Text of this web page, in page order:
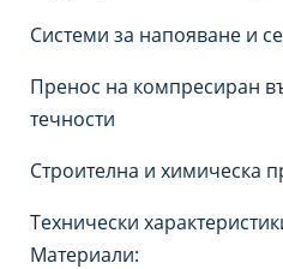
Системи за напояване и
Пренос на компресиран
течности
Строителна и химическа
Технически
Материали: